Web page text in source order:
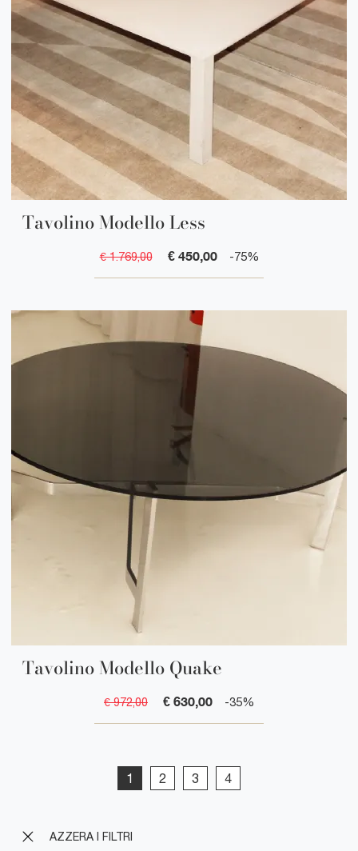
AZZERA I FILTRI
Tavolino Modello Less
€ 1.769,00 € 450,00 -75%
Tavolino Modello Quake
€ 972,00 € 630,00 -35%
1 2 3 4